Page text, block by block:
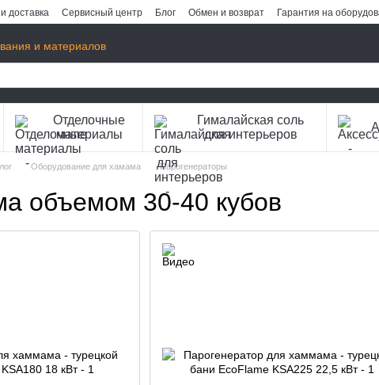
доставка Сервисный центр Блог Обмен и возврат Гарантия на
и материалов
Отделочные
материалы
Гималайская соль
для интерьеров
Оборудование для хамама Парогенераторы
объемом 30-40 кубов